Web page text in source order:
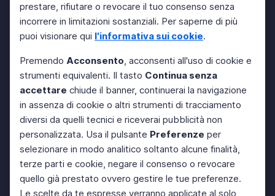
prestare, rifiutare o revocare il tuo consenso senza
incorrere in limitazioni sostanziali. Per saperne di più
puoi visionare qui l'informativa sui cookie.
Premendo Acconsento, acconsenti all'uso di cookie e
strumenti equivalenti. Il tasto Continua senza
accettare chiude il banner, continuerai la navigazione
in assenza di cookie o altri strumenti di tracciamento
diversi da quelli tecnici e riceverai pubblicità non
personalizzata. Usa il pulsante Preferenze per
selezionare in modo analitico soltanto alcune finalità,
terze parti e cookie, negare il consenso o revocare
quello già prestato ovvero gestire le tue preferenze.
Le scelte da te espresse verranno applicate al solo